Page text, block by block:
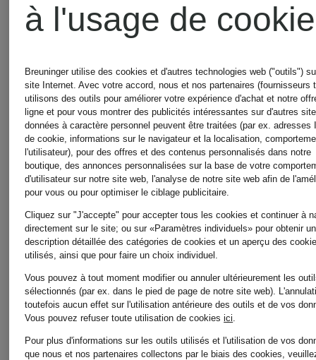
Nouveautés
Jean
droit
GARLENE
129,95 €
Nouveautés
Veste
en jean
199,95 €
à l'usage de
Breuninger utilise des cookies et d'autres technologies web ("outils")
site Internet. Avec votre accord, nous et nos partenaires (fournisseurs
utilisons des outils pour améliorer votre expérience d'achat et notre
ligne et pour vous montrer des publicités intéressantes sur d'autres
données à caractère personnel peuvent être traitées (par ex. adresses
de cookie, informations sur le navigateur et la localisation,
l'utilisateur), pour des offres et des contenus personnalisés dans notre
boutique, des annonces personnalisées sur la base de votre
d'utilisateur sur notre site web, l'analyse de notre site web afin de
pour vous ou pour optimiser le ciblage publicitaire.
Cliquez sur "J'accepte" pour accepter tous les cookies et continuer à
directement sur le site; ou sur «Paramètres individuels» pour obtenir
description détaillée des catégories de cookies et un aperçu des
utilisés, ainsi que pour faire un choix individuel.
Vous pouvez à tout moment modifier ou annuler ultérieurement les
sélectionnés (par ex. dans le pied de page de notre site web).
toutefois aucun effet sur l'utilisation antérieure des outils et de vos
Vous pouvez refuser toute utilisation de cookiesici.
Pour plus d'informations sur les outils utilisés et l'utilisation de vos
que nous et nos partenaires collectons par le biais des cookies,